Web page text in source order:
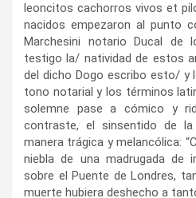
leoncitos cachorros vivos et
nacidos empezaron al punto
Marchesini notario Ducal de
testigo la/ natividad de estos
del dicho Dogo escribo esto/ y
tono notarial y los términos
solemne pase a cómico y
contraste, el sinsentido de
manera trágica y melancólica:
niebla de una madrugada de
sobre el Puente de Londres,
muerte hubiera deshecho a